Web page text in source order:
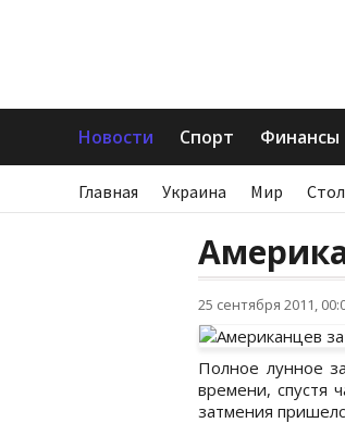
Новости Спорт Финансы
Главная Украина Мир
25 сентября 2011,
Полное лунное
времени, спустя
затмения